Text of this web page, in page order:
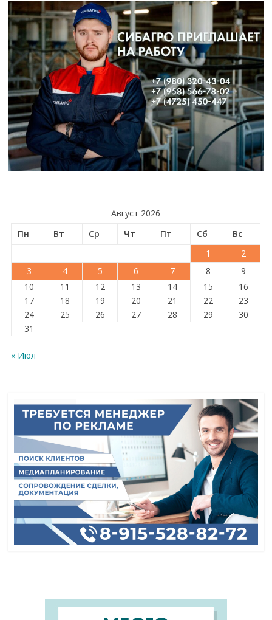
Август 2026
Пн
Вт Ср Чт Пт Сб
Вс
1
2
3
4 5 6 7 8
9
10
11 12 13 14 15
16
17
18 19 20 21 22
23
24
25 26 27 28 29
30
31
« Июл